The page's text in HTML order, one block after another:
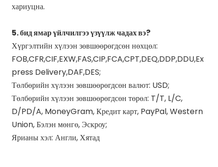
хариуцна.
5. бид ямар үйлчилгээ үзүүлж чадах вэ?
Хүргэлтийн хүлээн зөвшөөрөгдсөн нөхцөл:
FOB,CFR,CIF,EXW,FAS,CIP,FCA,CPT,DEQ,DDP,DDU,Ex
press Delivery,DAF,DES;
Төлбөрийн хүлээн зөвшөөрөгдсөн валют: USD;
Төлбөрийн хүлээн зөвшөөрөгдсөн төрөл: T/T, L/C,
D/PD/A, MoneyGram, Кредит карт, PayPal, Western
Union, Бэлэн мөнгө, Эскроу;
Ярианы хэл: Англи, Хятад